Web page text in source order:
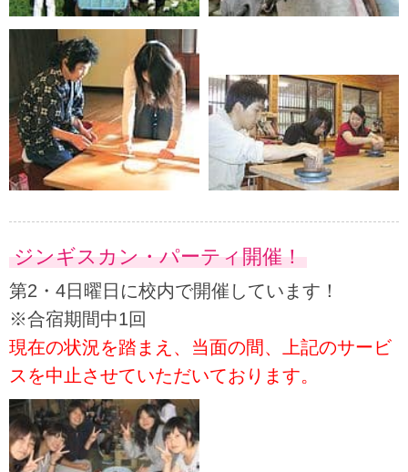
ジンギスカン・パーティ開催！
第2・4日曜日に校内で開催しています！
※合宿期間中1回
現在の状況を踏まえ、当面の間、上記のサービ
スを中止させていただいております。